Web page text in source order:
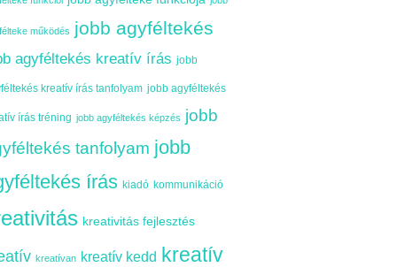
működés jobb agyféltekés
agyféltekés kreatív írás jobb
kreatív írás tanfolyam jobb agyféltekés
írás tréning jobb agyféltekés képzés jobb
tanfolyam jobb
írás kiadó kommunikáció
kreativitás fejlesztés
kreatívan kreatív kedd kreatív